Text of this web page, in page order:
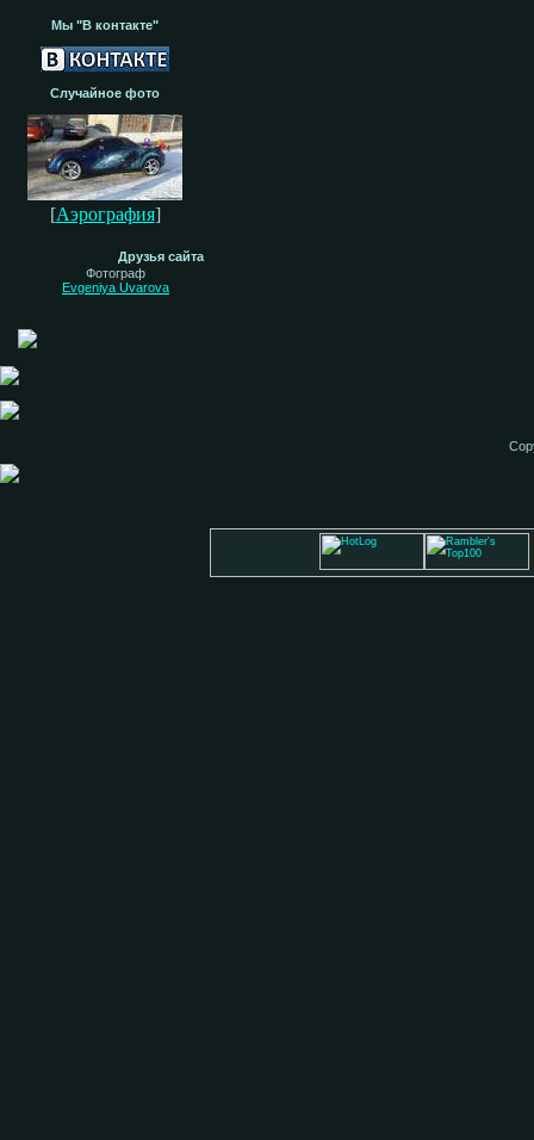
Мы "В контакте"
Случайное фото
[Аэрография]
Друзья сайта
Фотограф
Evgeniya Uvarova